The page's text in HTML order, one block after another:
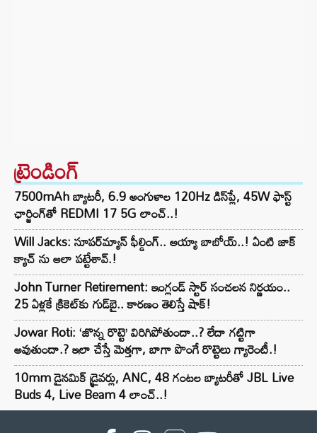
ట్రెండింగ్‌
7500mAh బ్యాటరీ, 6.9 అంగుళాల 120Hz డిస్‌ప్లే, 45W ఫాస్ట్
ఛార్జింగ్‌తో REDMI 17 5G లాంచ్..!
Will Jacks: సూపర్‌మ్యాన్ ఫీల్డింగ్.. అయ్యా బాబోయ్..! ఏంటి జాక్
క్యాచ్ ను అలా పట్టేశావ్.!
John Turner Retirement: ఇంగ్లండ్ స్టార్ సంచలన నిర్ణయం..
25 ఏళ్లకే క్రికెట్‌కు గుడ్‌బై.. కారణం తెలిస్తే షాక్!
Jowar Roti: ‘జొన్న రొట్టె’ విరిగిపోతుందా..? లేదా గట్టిగా
అవుతుందా.? ఇలా చేస్తే మెత్తగా, బాగా పొంగే రొట్టెలు గ్యారెంటీ.!
10mm డైనమిక్ డ్రైవర్లు, ANC, 48 గంటల బ్యాటరీతో JBL Live
Buds 4, Live Beam 4 లాంచ్..!